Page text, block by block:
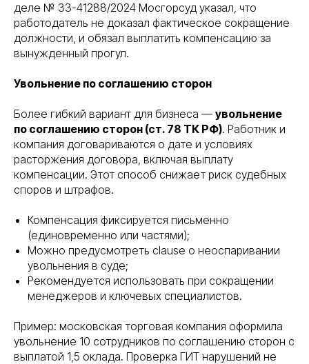
деле № 33-41288/2024 Мосгорсуд указал, что
работодатель не доказал фактическое сокращение
должности, и обязал выплатить компенсацию за
вынужденный прогул.
Увольнение по соглашению сторон
Более гибкий вариант для бизнеса — увольнение
по соглашению сторон (ст. 78 ТК РФ). Работник и
компания договариваются о дате и условиях
расторжения договора, включая выплату
компенсации. Этот способ снижает риск судебных
споров и штрафов.
Компенсация фиксируется письменно
(единовременно или частями);
Можно предусмотреть clause о неоспаривании
увольнения в суде;
Рекомендуется использовать при сокращении
менеджеров и ключевых специалистов.
Пример: московская торговая компания оформила
увольнение 10 сотрудников по соглашению сторон с
выплатой 1,5 оклада. Проверка ГИТ нарушений не